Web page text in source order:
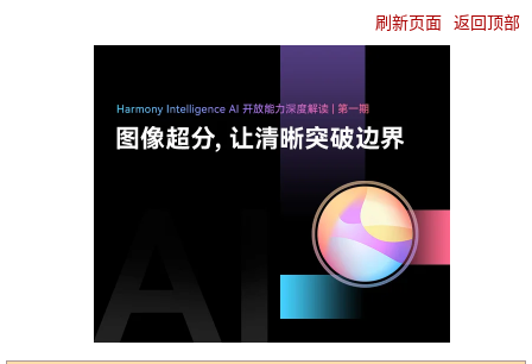
刷新页面 返回顶部